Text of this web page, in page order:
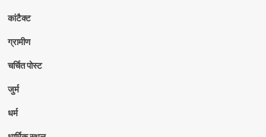
कांटैक्ट
ग्रामीण
चर्चित पोस्ट
जुर्म
धर्म